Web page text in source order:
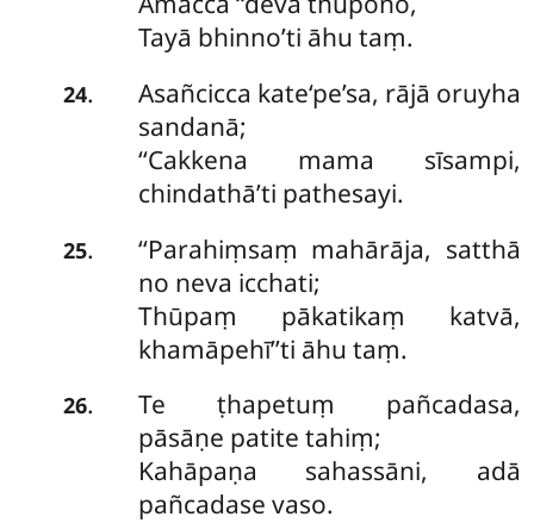
Tayā bhinno’ti āhu taṃ.
24.
Asañcicca kate‘pe’sa, rājā oruyha
sandanā;
‘‘Cakkena mama sīsampi,
chindathā’ti pathesayi.
25.
‘‘Parahiṃsaṃ mahārāja, satthā
no neva icchati;
Thūpaṃ pākatikaṃ katvā,
khamāpehī’’ti āhu taṃ.
26.
Te ṭhapetuṃ pañcadasa,
pāsāṇe patite tahiṃ;
Kahāpaṇa sahassāni, adā
pañcadase vaso.